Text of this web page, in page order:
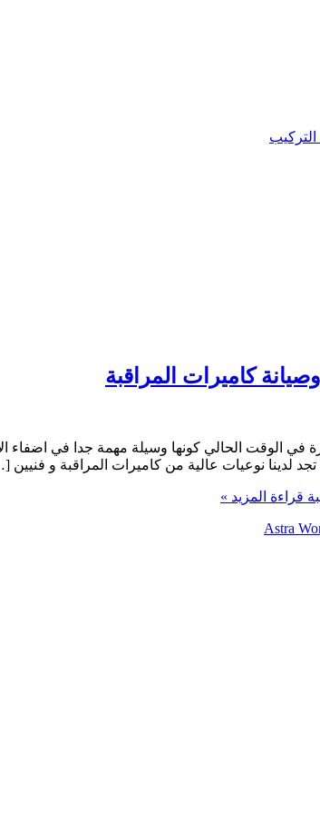
الوقت الحالي كونها وسيلة مهمة جدا في اضفاء
لدينا نوعيات عالية من كاميرات المراقبة و فنيين
قراءة المزيد »
Astra